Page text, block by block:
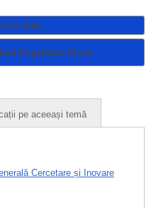
lingvistice Close
pe aceeași temă
Cercetare și Inovare